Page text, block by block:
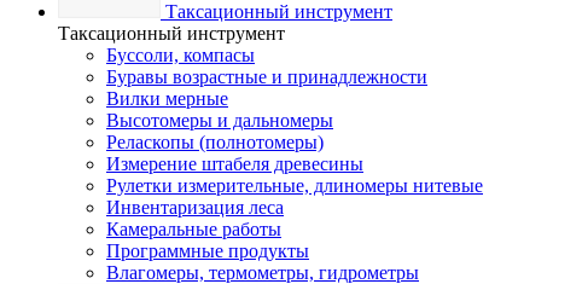
Таксационный инструмент
Таксационный инструмент
Буссоли, компасы
Буравы возрастные и принадлежности
Вилки мерные
Высотомеры и дальномеры
Реласкопы (полнотомеры)
Измерение штабеля древесины
Рулетки измерительные, длиномеры нитевые
Инвентаризация леса
Камеральные работы
Программные продукты
Влагомеры, термометры, гидрометры